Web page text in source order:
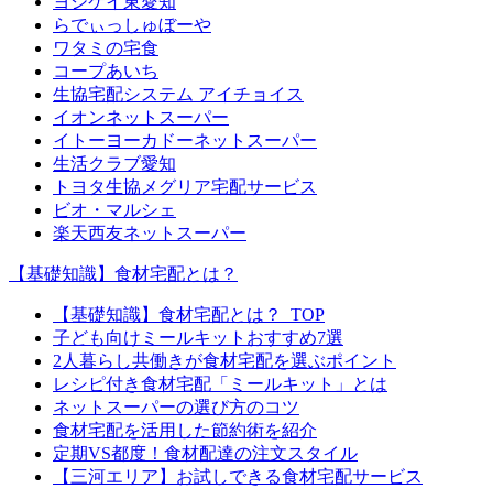
らでぃっしゅぼーや
ワタミの宅食
コープあいち
生協宅配システム アイチョイス
イオンネットスーパー
イトーヨーカドーネットスーパー
生活クラブ愛知
トヨタ生協メグリア宅配サービス
ビオ・マルシェ
楽天西友ネットスーパー
【基礎知識】食材宅配とは？
【基礎知識】食材宅配とは？_TOP
子ども向けミールキットおすすめ7選
2人暮らし共働きが食材宅配を選ぶポイント
レシピ付き食材宅配「ミールキット」とは
ネットスーパーの選び方のコツ
食材宅配を活用した節約術を紹介
定期VS都度！食材配達の注文スタイル
【三河エリア】お試しできる食材宅配サービス